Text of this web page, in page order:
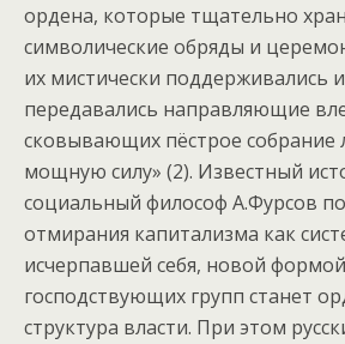
ордена, которые тщательно
символические обряды и
их мистически поддерживались
передавались направляющие
сковывающих пёстрое
мощную силу» (2). Известный
социальный философ А.Фурсов
отмирания капитализма как
исчерпавшей себя, новой
господствующих групп станет
структура власти. При этом